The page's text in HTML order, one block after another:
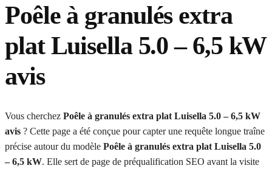
Poêle à granulés extra
plat Luisella 5.0 – 6,5 kW
avis
Vous cherchez Poêle à granulés extra plat Luisella 5.0 – 6,5 kW
avis ? Cette page a été conçue pour capter une requête longue traîne
précise autour du modèle Poêle à granulés extra plat Luisella 5.0
– 6,5 kW. Elle sert de page de préqualification SEO avant la visite